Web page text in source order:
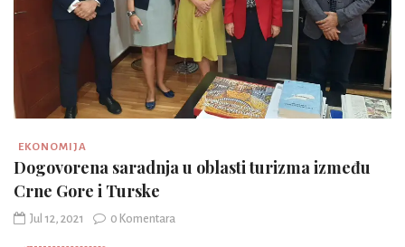
EKONOMIJA
Dogovorena saradnja u oblasti turizma između
Crne Gore i Turske
Jul 12, 2021 0 Komentara